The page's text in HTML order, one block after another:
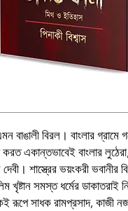
বাঙালী বিরল। বাংলার
করত একান্তভাবেই বাংলার
দেবী। শাস্ত্রের ভয়ংকরী ভবানীর
খৃষ্টান সমস্ত ধর্মের ডাকাতরাই
রূপে সাধক রামপ্রসাদ, কাজী